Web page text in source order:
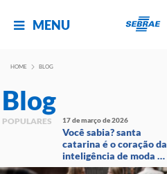
MENU
HOME BLOG
Blog
POPULARES 17 de março de 2026
Você sabia? santa
catarina é o coração da
inteligência de moda no
brasil!